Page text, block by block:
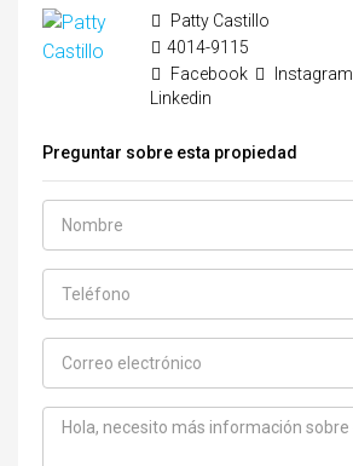
Patty Castillo
4014-9115
Facebook
Instagram
Linkedin
Preguntar sobre esta propiedad